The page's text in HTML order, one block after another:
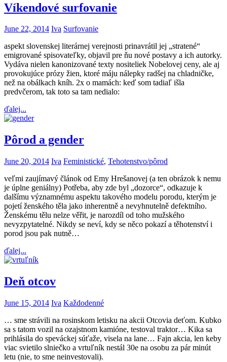
Víkendové surfovanie
June 22, 2014 Iva Surfovanie
aspekt slovenskej literárnej verejnosti prinavrátil jej „stratené“
emigrované spisovateľky, objavil pre ňu nové postavy a ich autorky.
Vydáva nielen kanonizované texty nositeliek Nobelovej ceny, ale aj
provokujúce prózy žien, ktoré máju nálepky radšej na chladničke,
než na obálkach kníh. 2x o mamách: keď som tadiaľ išla
predvčerom, tak toto sa tam nedialo:
ďalej...
Pôrod a gender
June 20, 2014 Iva Feministické, Tehotenstvo/pôrod
veľmi zaujímavý článok od Emy Hrešanovej (a ten obrázok k nemu
je úplne geniálny) Potřeba, aby zde byl „dozorce“, odkazuje k
dalšímu významnému aspektu takového modelu porodu, kterým je
pojetí ženského těla jako inherentně a nevyhnutelně defektního.
Ženskému tělu nelze věřit, je narozdíl od toho mužského
nevyzpytatelné. Nikdy se neví, kdy se něco pokazí a těhotenství i
porod jsou pak nutně…
ďalej...
Deň otcov
June 15, 2014 Iva Každodenné
… sme strávili na rosinskom letisku na akcii Otcovia deťom. Kubko
sa s tatom vozil na ozajstnom kamióne, testoval traktor… Kika sa
prihlásila do speváckej súťaže, visela na lane… Fajn akcia, len keby
viac svietilo slniečko a vrtuľník nestál 30e na osobu za pár minút
letu (nie, to sme neinvestovali).